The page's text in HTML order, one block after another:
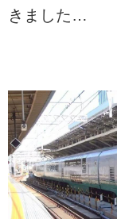
きました…